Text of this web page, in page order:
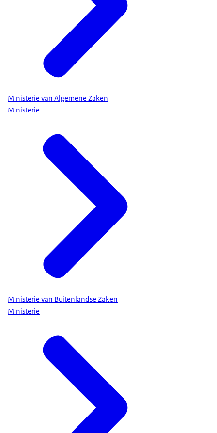
Daarom wil Nederland goede relaties hebben met
andere landen.
De landen zetten zich in om de stabiliteit in de
wereld te beschermen.
Door lid te zijn van de NAVO:
• Krijgt Nederland hulp van andere lidstaten bij
dreigingen als oorlog, terrorisme of
cyberaanvallen.
veiligheidsdiensten dreigingen snel herkennen.
• Wordt de economie (welvaart) van Nederland
beschermd. Binnen de NAVO werken landen
samen om het grondgebied te verdedigen. Denk
hierbij bijvoorbeeld ook aan vaarroutes op de
Atlantische Oceaan en rond Europa. Hierdoor
kunnen schepen veilig naar de Nederlandse
havens varen.
Nederlandse inzet voor de NAVO
Nederland draagt op verschillende manieren bij
aan de NAVO:
De krijgsmachten van NAVO-landen oefenen
vaak.
oefeningen en missies.
Ook steunt Nederland de NAVO met militair
materiaal. Denk aan schepen, vliegtuigen en
gevechtsvoertuigen. Verder is Nederland
belangrijk voor transport. Andere NAVO-landen
vervoeren militair materieel via Nederlandse
havens en vliegvelden.
• Hulp bij een aanval
Ministerie van Algemene Zaken
Ministerie
Ministerie van Buitenlandse Zaken
Ministerie